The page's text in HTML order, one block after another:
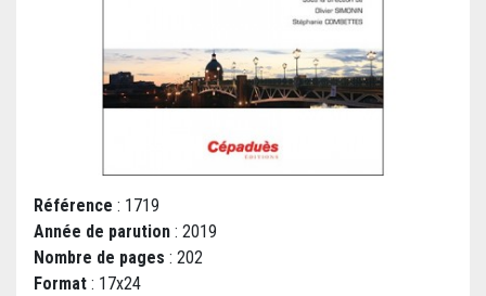
Référence : 1719
Année de parution : 2019
Nombre de pages : 202
Format : 17x24